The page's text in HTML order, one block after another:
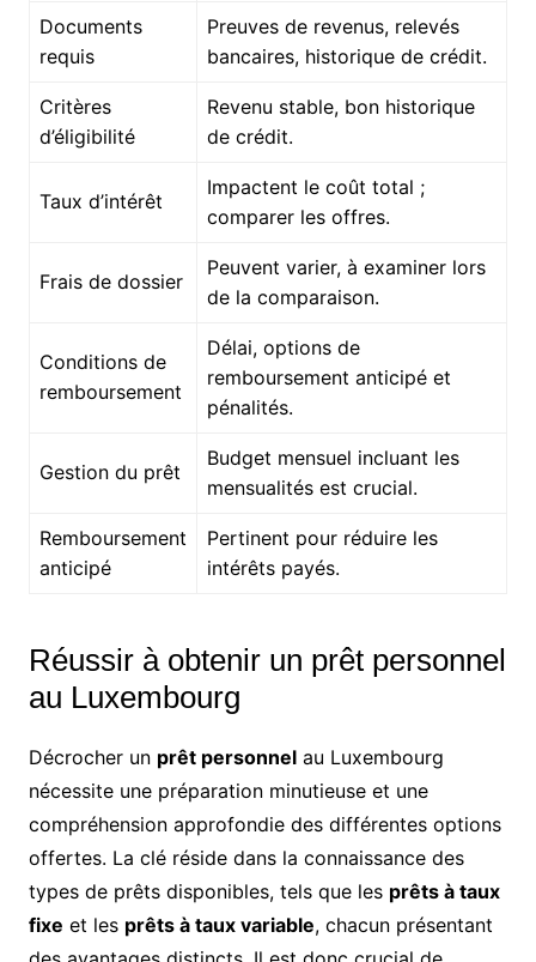
Documents
requis
Preuves de revenus, relevés
bancaires, historique de crédit.
Critères
d’éligibilité
Revenu stable, bon historique
de crédit.
Taux d’intérêt
Impactent le coût total ;
comparer les offres.
Frais de dossier
Peuvent varier, à examiner lors
de la comparaison.
Conditions de
remboursement
Délai, options de
remboursement anticipé et
pénalités.
Gestion du prêt
Budget mensuel incluant les
mensualités est crucial.
Remboursement
anticipé
Pertinent pour réduire les
intérêts payés.
Réussir à obtenir un prêt personnel
au Luxembourg
Décrocher un prêt personnelau Luxembourg
nécessite une préparation minutieuse et une
compréhension approfondie des différentes options
offertes. La clé réside dans la connaissance des
types de prêts disponibles, tels que les prêts à taux
fixe et les prêts à taux variable, chacun présentant